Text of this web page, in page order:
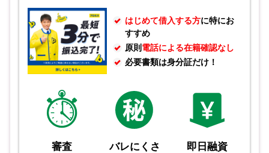
はじめて借入する方に特にお
すすめ
原則 電話による在籍確認なし
必要書類は身分証だけ！
審査 バレにくさ 即日融資